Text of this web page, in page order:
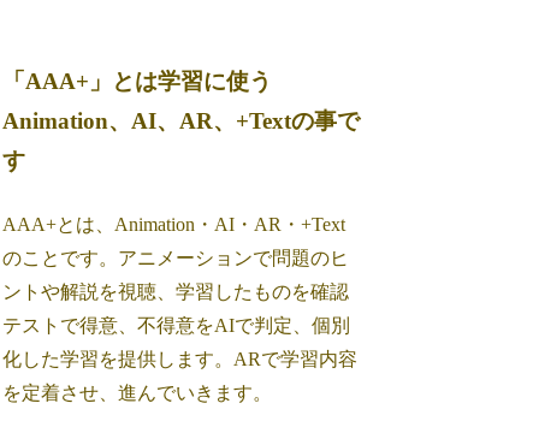
「AAA+」とは学習に使う
Animation、AI、AR、+Textの事で
す
AAA+とは、Animation・AI・AR・+Text
のことです。アニメーションで問題のヒ
ントや解説を視聴、学習したものを確認
テストで得意、不得意をAIで判定、個別
化した学習を提供します。ARで学習内容
を定着させ、進んでいきます。